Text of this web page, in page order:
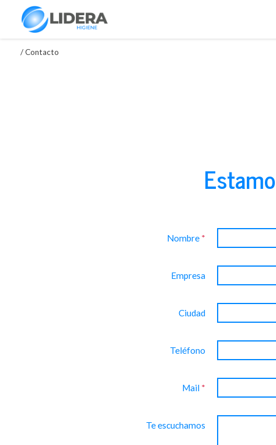
/Contacto
Nombre *
Empresa
Ciudad
Teléfono
Mail *
Te escuchamos